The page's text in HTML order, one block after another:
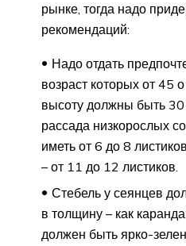
рынке, тогда надо
рекомендаций:
Надо отдать
возраст которых от 45
высоту должны быть
рассада низкорослых
иметь от 6 до 8
– от 11 до 12 листиков.
Стебель у сеянцев
в толщину – как
должен быть ярко-